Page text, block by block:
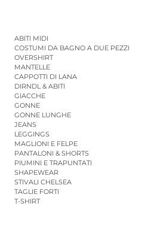
ABITI MIDI
COSTUMI DA BAGNO A DUE PEZZI
OVERSHIRT
MANTELLE
CAPPOTTI DI LANA
DIRNDL & ABITI
GIACCHE
GONNE
GONNE LUNGHE
JEANS
LEGGINGS
MAGLIONI E FELPE
PANTALONI & SHORTS
PIUMINI E TRAPUNTATI
SHAPEWEAR
STIVALI CHELSEA
TAGLIE FORTI
T-SHIRT